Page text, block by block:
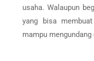
usaha. Walaupun
yang bisa
mampu